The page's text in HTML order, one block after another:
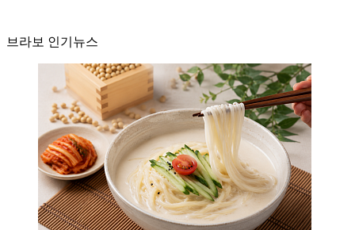
브라보 인기뉴스